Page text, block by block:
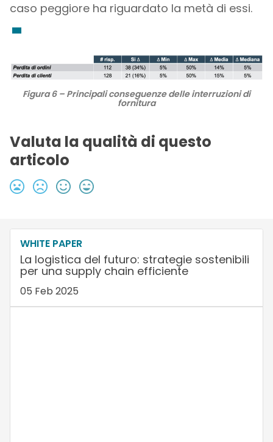
caso peggiore ha riguardato la metà di essi.
Figura 6 – Principali conseguenze delle interruzioni di
fornitura
Valuta la qualità di questo
articolo
WHITE PAPER
La logistica del futuro: strategie sostenibili
per una supply chain efficiente
05 Feb 2025